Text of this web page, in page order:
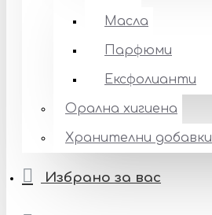
Масла
Парфюми
Ексфолианти
Орална хигиена
Хранителни добавки
Избрано за вас